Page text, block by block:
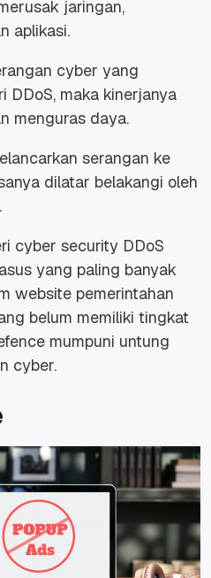
jaringan,
aplikasi.
cyber yang
DDoS, maka kinerjanya
menguras daya.
serangan ke
dilatar belakangi oleh
cyber security DDoS
yang paling banyak
website pemerintahan
belum memiliki tingkat
mumpuni untung
cyber.